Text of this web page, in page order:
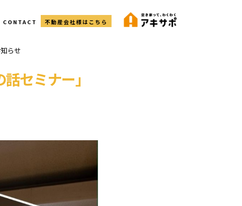
CONTACT 不動産会社様はこちら
らせ
セミナー」